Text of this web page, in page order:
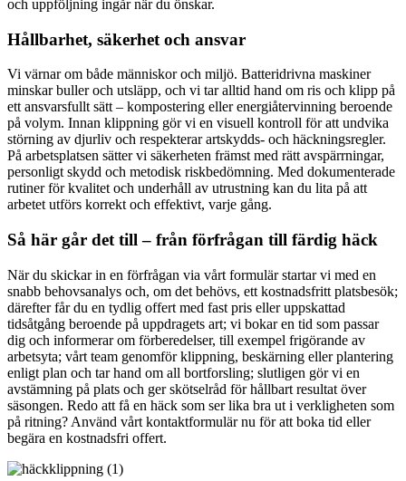
och uppföljning ingår när du önskar.
Hållbarhet, säkerhet och ansvar
Vi värnar om både människor och miljö. Batteridrivna maskiner
minskar buller och utsläpp, och vi tar alltid hand om ris och klipp på
ett ansvarsfullt sätt – kompostering eller energiåtervinning beroende
på volym. Innan klippning gör vi en visuell kontroll för att undvika
störning av djurliv och respekterar artskydds- och häckningsregler.
På arbetsplatsen sätter vi säkerheten främst med rätt avspärrningar,
personligt skydd och metodisk riskbedömning. Med dokumenterade
rutiner för kvalitet och underhåll av utrustning kan du lita på att
arbetet utförs korrekt och effektivt, varje gång.
Så här går det till – från förfrågan till färdig häck
När du skickar in en förfrågan via vårt formulär startar vi med en
snabb behovsanalys och, om det behövs, ett kostnadsfritt platsbesök;
därefter får du en tydlig offert med fast pris eller uppskattad
tidsåtgång beroende på uppdragets art; vi bokar en tid som passar
dig och informerar om förberedelser, till exempel frigörande av
arbetsyta; vårt team genomför klippning, beskärning eller plantering
enligt plan och tar hand om all bortforsling; slutligen gör vi en
avstämning på plats och ger skötselråd för hållbart resultat över
säsongen. Redo att få en häck som ser lika bra ut i verkligheten som
på ritning? Använd vårt kontaktformulär nu för att boka tid eller
begära en kostnadsfri offert.